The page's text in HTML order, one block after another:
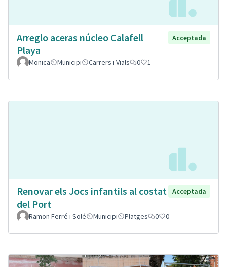
Arreglo aceras núcleo Calafell
Playa
Acceptada
Monica Municipi Carrers i Vials 0 1
Renovar els Jocs infantils al costat
del Port
Acceptada
Ramon Ferré i Solé Municipi Platges 0 0